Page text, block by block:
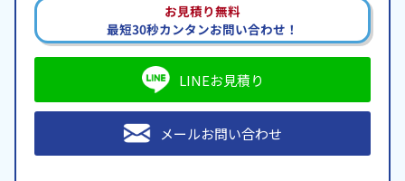
お見積り無料
最短30秒カンタンお問い合わせ！
LINEお見積り
メールお問い合わせ